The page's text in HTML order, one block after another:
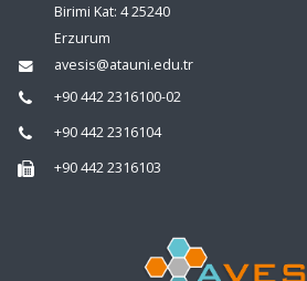
Birimi Kat: 4 25240
Erzurum
avesis@atauni.edu.tr
+90 442 2316100-02
+90 442 2316104
+90 442 2316103